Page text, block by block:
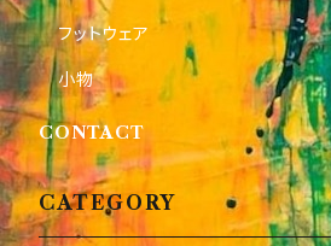
フットウェア
小物
CONTACT
CATEGORY